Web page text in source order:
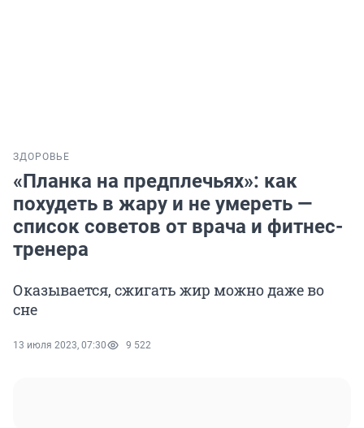
ЗДОРОВЬЕ
«Планка на предплечьях»: как
похудеть в жару и не умереть —
список советов от врача и фитнес-
тренера
Оказывается, сжигать жир можно даже во
сне
13 июля 2023, 07:30 9 522